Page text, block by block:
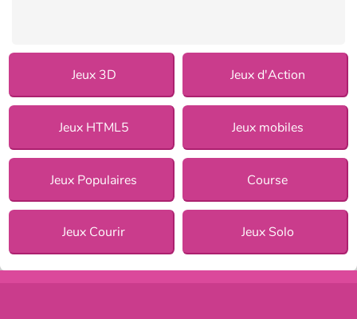
Jeux 3D Jeux d'Action
Jeux HTML5 Jeux mobiles
Jeux Populaires Course
Jeux Courir Jeux Solo